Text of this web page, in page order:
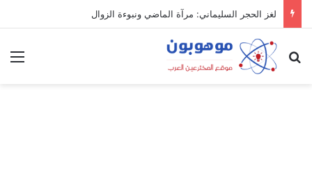
لغز الحجر السليماني: مرآة الماضي ونبوءة الزوال
بحث عن